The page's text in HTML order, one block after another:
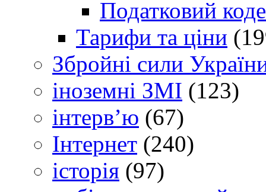
Податковий
Тарифи та ціни
Збройні сили
іноземні ЗМІ (123)
інтерв’ю (67)
Інтернет (240)
історія (97)